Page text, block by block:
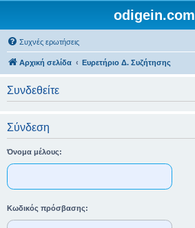
odigein.com
Συχνές ερωτήσεις
Αρχική σελίδα Ευρετήριο Δ. Συζήτησης
Συνδεθείτε
Σύνδεση
Όνομα μέλους:
Κωδικός πρόσβασης: